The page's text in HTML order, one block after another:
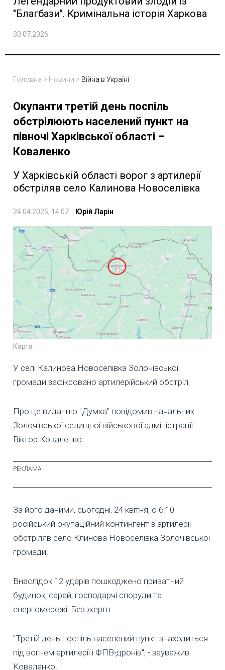
"Благбази". Кримінальна історія Харкова
30.07.2026
Головна > Новини > Війна в Україні
Окупанти третій день поспіль
обстрілюють населений пункт на
півночі Харківської області –
Коваленко
У Харківській області ворог з артилерії
обстріляв село Калинова Новоселівка
24.04.2025, 14:07 Юрій Ларін
Карта
У селі Калинова Новоселівка Золочівської
громади зафіксовано артилерійський обстріл.
Про це виданню "Думка" повідомив начальник
Золочівської селищної військової адміністрації
Віктор Коваленко.
За його даними, сьогодні, 24 квітня, о 6:10
російський окупаційний контингент з артилерії
обстріляв село Клинова Новоселівка Золочівської
громади.
Внаслідок 12 ударів пошкоджено приватний
будинок, сарай, господарчі споруди та
енергомережі. Без жертв.
"Третій день поспіль населений пункт знаходиться
під вогнем артилерії і ФПВ-дронів", - зауважив
Коваленко.